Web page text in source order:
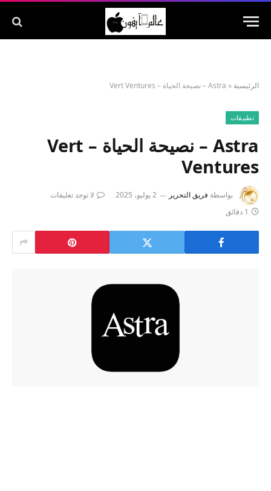
الرئيسية » Astra – نصيحة الحياة – Vert Ventures
تطبيقات
Astra – نصيحة الحياة – Vert
Ventures
بواسطة فريق التحرير 2 يوليو، 2025
لا توجد تعليقات
1 دقائق